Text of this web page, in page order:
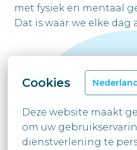
Cookies
Deze website maakt
om uw
dienstverlening te
met fysiek en mentaal
Dat is waar we elke dag